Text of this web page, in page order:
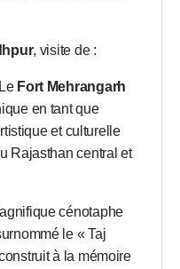
, visite de :
Fort Mehrangarh
en tant que
et culturelle
Rajasthan central et
cénotaphe
le « Taj
à la mémoire